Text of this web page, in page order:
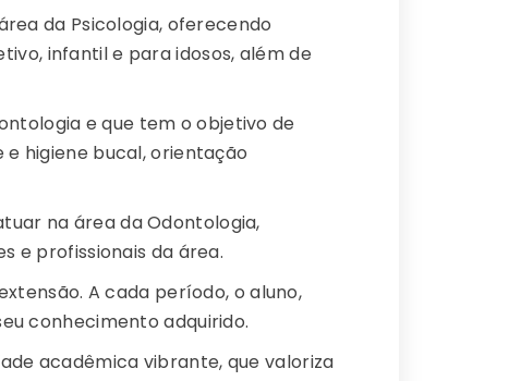
da Psicologia, oferecendo
infantil e para idosos, além de
e que tem o objetivo de
higiene bucal, orientação
na área da Odontologia,
e profissionais da área.
A cada período, o aluno,
conhecimento adquirido.
acadêmica vibrante, que valoriza